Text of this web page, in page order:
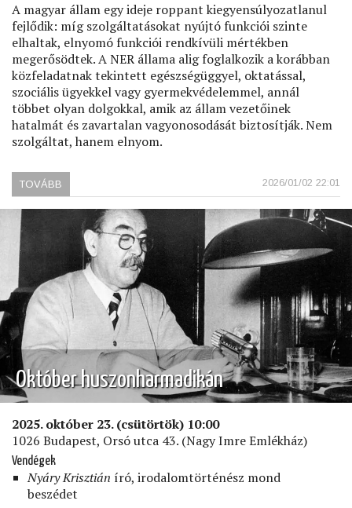
A magyar állam egy ideje roppant kiegyensúlyozatlanul
fejlődik: míg szolgáltatásokat nyújtó funkciói szinte
elhaltak, elnyomó funkciói rendkívüli mértékben
megerősödtek. A NER állama alig foglalkozik a korábban
közfeladatnak tekintett egészségüggyel, oktatással,
szociális ügyekkel vagy gyermekvédelemmel, annál
többet olyan dolgokkal, amik az állam vezetőinek
hatalmát és zavartalan vagyonosodását biztosítják. Nem
szolgáltat, hanem elnyom.
2026/01/02 22:01
TOVÁBB
ÉS
NEMZETBIZTONSÁG
MAGYARORSZÁGON)
Október huszonharmadikán
2025. október 23. (csütörtök) 10:00
1026 Budapest, Orsó utca 43. (Nagy Imre Emlékház)
Vendégek
Nyáry Krisztián író, irodalomtörténész mond
beszédet